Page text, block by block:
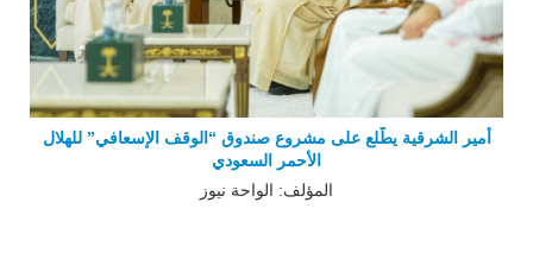
أمير الشرقية يطّلع على مشروع صندوق “الوقف الإسعافي” للهلال
الأحمر السعودي
المؤلف: الواحة نيوز